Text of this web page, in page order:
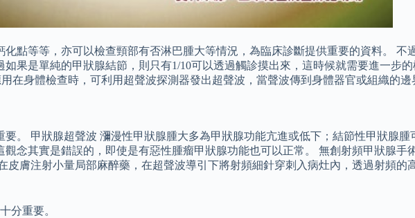
點等等，亦可以檢查頸部有否淋巴腫大等情況，為臨床診斷提供重要的資料。 不
果是單純的甲狀腺結節，則只有1/10可以透過觸診摸出來，這時候就需要進一步
在身體檢查時，可利用超聲波探測器發出超聲波，當聲波傳到身體器官或組織的邊
。 甲狀腺超聲波 瀰漫性甲狀腺腫大多為甲狀腺功能亢進或低下；結節性甲狀腺
念其實是錯誤的，即使是有惡性腫瘤甲狀腺功能也可以正常。 無創射頻甲狀腺手
膚注射小量局部麻醉藥，在超聲波導引下將射頻細針穿刺入病灶內，透過射頻的
分重要。